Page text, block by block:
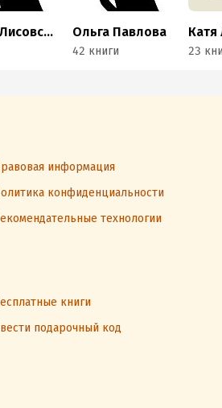
Ирина Лисовская Ольга Павлова
42 книги 23
информация
конфиденциальности
технологии
книги
подарочный код